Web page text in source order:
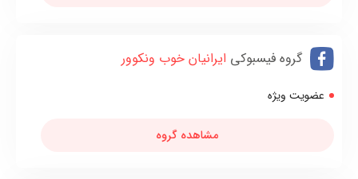
گروه فیسبوکی ایرانیان خوب ونکوور
عضویت ویژه
مشاهده گروه